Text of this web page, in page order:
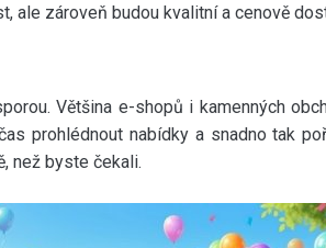
ale zároveň budou kvalitní a cenově
Většina e-shopů i kamenných
prohlédnout nabídky a snadno tak
než byste čekali.